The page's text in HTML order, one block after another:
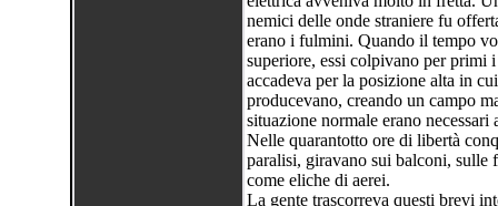
nemici delle onde straniere fu
erano i fulmini. Quando il tempo
superiore, essi colpivano per primi
accadeva per la posizione alta in
producevano, creando un campo
situazione normale erano
Nelle quarantotto ore di libertà
paralisi, giravano sui balconi, sulle
come eliche di aerei.
La gente trascorreva questi brevi